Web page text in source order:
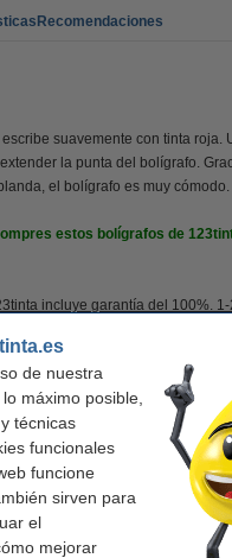
de nuestra
máximo posible,
técnicas
funcionales
funcione
sirven para
el
mejorar
Recomendaciones
suavemente con tinta roja.
la punta del bolígrafo.
el bolígrafo es muy cómodo.
estos bolígrafos de
incluye garantía del 100%. 1-
123tinta
rojo
rojo